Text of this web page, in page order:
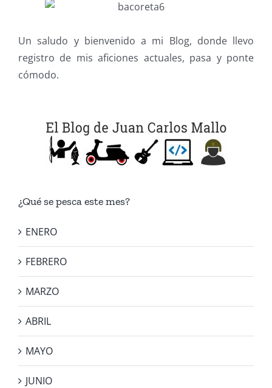
Un saludo y bienvenido a mi Blog, donde llevo
registro de mis aficiones actuales, pasa y ponte
cómodo.
¿Qué se pesca este mes?
ENERO
FEBRERO
MARZO
ABRIL
MAYO
JUNIO